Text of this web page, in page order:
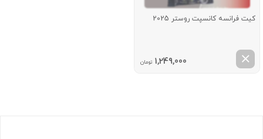
کیت فرانسه کانسپت روستر 2025
1,249,000 تومان